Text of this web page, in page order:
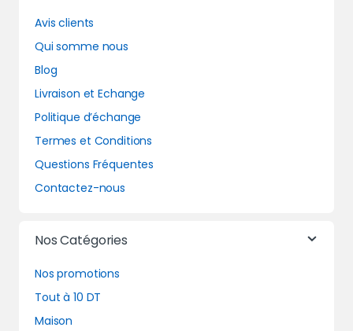
Avis clients
Qui somme nous
Blog
Livraison et Echange
Politique d’échange
Termes et Conditions
Questions Fréquentes
Contactez-nous
Nos Catégories
Nos promotions
Tout à 10 DT
Maison